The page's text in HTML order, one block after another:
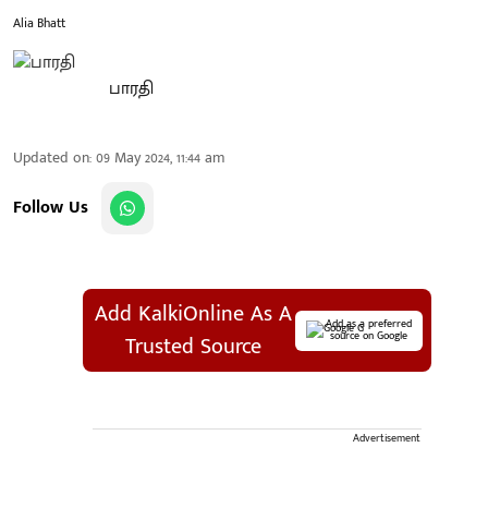
Alia Bhatt
பாரதி
Updated on:09 May 2024, 11:44 am
Follow Us
Add KalkiOnline As A
Trusted Source
Add as a preferred
source on Google
Advertisement